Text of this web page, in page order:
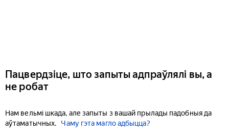
Пацвердзіце, што запыты адпраўлялі вы, а
не робат
Нам вельмі шкада, але запыты з вашай прылады падобныя да
аўтаматычных.
Чаму гэта магло адбыцца?